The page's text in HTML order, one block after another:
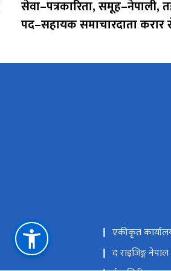
सेवा–पत्रकारिता, समूह–नेपाली,
पद–सहायक समाचारदाता करार
एकीकृत
द राइजिङ्ग नेपाल